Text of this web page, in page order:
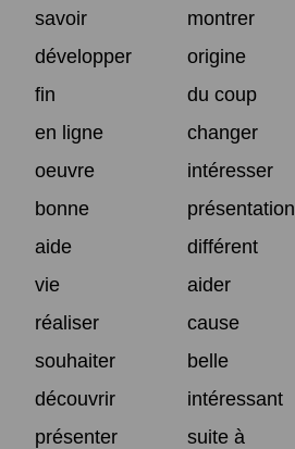
savoir
montrer
développer
origine
fin
du coup
en ligne
changer
oeuvre
intéresser
bonne
présentation
aide
différent
vie
aider
réaliser
cause
souhaiter
belle
découvrir
intéressant
présenter
suite à